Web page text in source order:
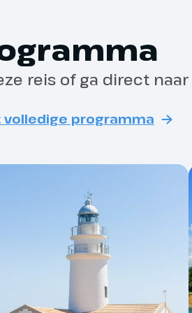
reis of ga direct
volledige programma
Oad
voor
Reisverzekering
Voor reizen naar
paspoortgegevens
procedures bij de
Je bent zelf